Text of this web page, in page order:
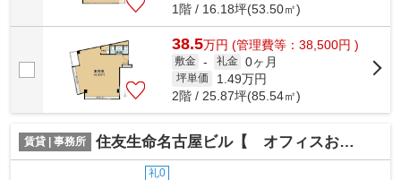
1階 / 16.18坪(53.50㎡)
38.5万円 (管理費等：38,500円 )
敷金 - 礼金 0ヶ月
坪単価 1.49万円
2階 / 25.87坪(85.54㎡)
賃貸 | 事務所 住友生命名古屋ビル【 オフィスおすすめ 】
礼0